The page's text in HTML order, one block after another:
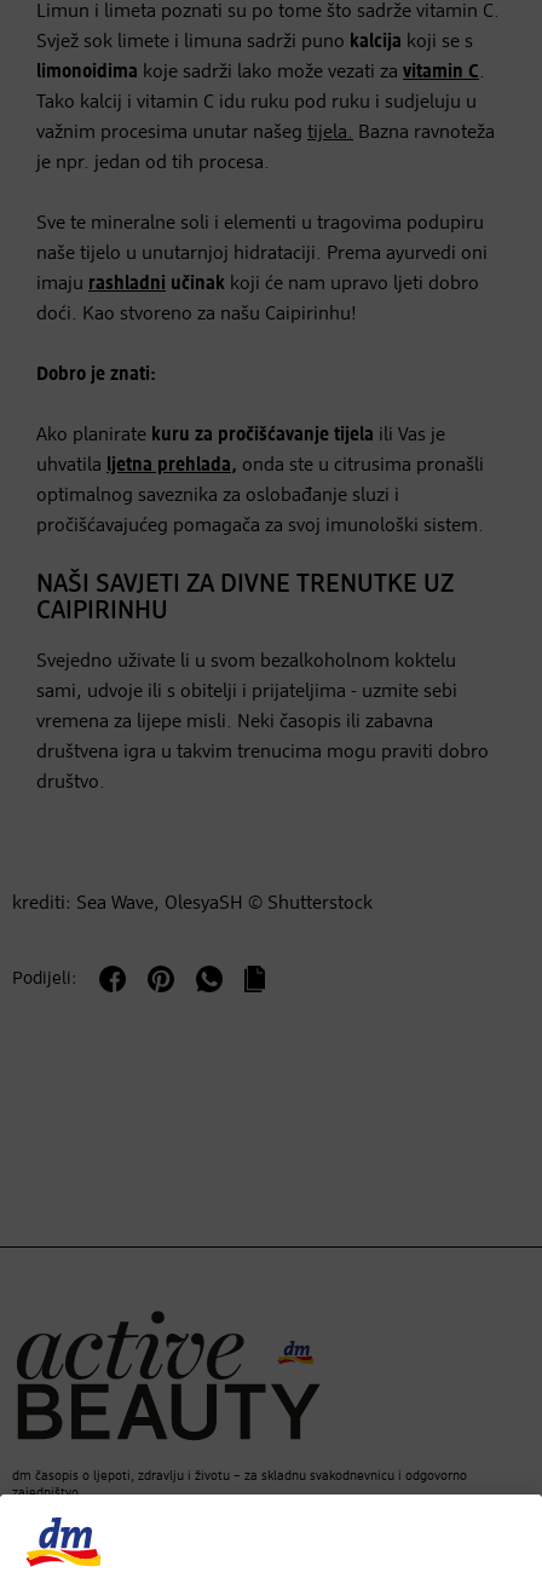
Limun i limeta poznati su po tome što sadrže vitamin C.
Svjež sok limete i limuna sadrži puno kalcija koji se s
limonoidima koje sadrži lako može vezati za vitamin C.
Tako kalcij i vitamin C idu ruku pod ruku i sudjeluju u
važnim procesima unutar našeg tijela. Bazna ravnoteža
je npr. jedan od tih procesa.
Sve te mineralne soli i elementi u tragovima podupiru
naše tijelo u unutarnjoj hidrataciji. Prema ayurvedi oni
imaju rashladni učinak koji će nam upravo ljeti dobro
doći. Kao stvoreno za našu Caipirinhu!
Dobro je znati:
Ako planirate kuru za pročišćavanje tijela ili Vas je
uhvatila ljetna prehlada, onda ste u citrusima pronašli
optimalnog saveznika za oslobađanje sluzi i
pročišćavajućeg pomagača za svoj imunološki sistem.
NAŠI SAVJETI ZA DIVNE TRENUTKE UZ
CAIPIRINHU
Svejedno uživate li u svom bezalkoholnom koktelu
sami, udvoje ili s obitelji i prijateljima - uzmite sebi
vremena za lijepe misli. Neki časopis ili zabavna
društvena igra u takvim trenucima mogu praviti dobro
društvo.
krediti: Sea Wave, OlesyaSH © Shutterstock
Podijeli:
dm časopis o ljepoti, zdravlju i životu – za skladnu svakodnevnicu i odgovorno
zajedništvo.